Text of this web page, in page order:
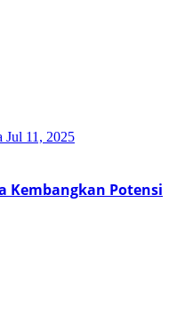
Jul 11, 2025
Kembangkan Potensi